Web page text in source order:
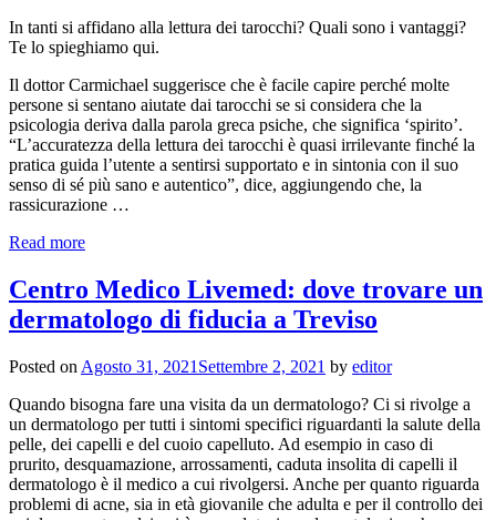
In tanti si affidano alla lettura dei tarocchi? Quali sono i vantaggi?
Te lo spieghiamo qui.
Il dottor Carmichael suggerisce che è facile capire perché molte
persone si sentano aiutate dai tarocchi se si considera che la
psicologia deriva dalla parola greca psiche, che significa ‘spirito’.
“L’accuratezza della lettura dei tarocchi è quasi irrilevante finché la
pratica guida l’utente a sentirsi supportato e in sintonia con il suo
senso di sé più sano e autentico”, dice, aggiungendo che, la
rassicurazione …
Read more
Centro Medico Livemed: dove trovare un
dermatologo di fiducia a Treviso
Posted on Agosto 31, 2021 Settembre 2, 2021 by editor
Quando bisogna fare una visita da un dermatologo? Ci si rivolge a
un dermatologo per tutti i sintomi specifici riguardanti la salute della
pelle, dei capelli e del cuoio capelluto. Ad esempio in caso di
prurito, desquamazione, arrossamenti, caduta insolita di capelli il
dermatologo è il medico a cui rivolgersi. Anche per quanto riguarda
problemi di acne, sia in età giovanile che adulta e per il controllo dei